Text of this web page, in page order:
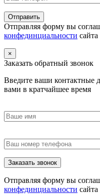
Отправляя форму вы
конфединциальности сайта
×
Заказать обратный звонок
Введите ваши контактные
вами в кратчайшее время
Отправляя форму вы
конфединциальности сайта